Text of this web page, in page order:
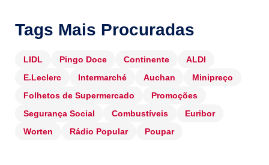
Tags Mais Procuradas
LIDL Pingo Doce Continente
ALDI
E.Leclerc
Intermarché Auchan
Minipreço
Folhetos de Supermercado
Promoções
Segurança Social
Combustíveis
Euribor
Worten
Rádio Popular Poupar